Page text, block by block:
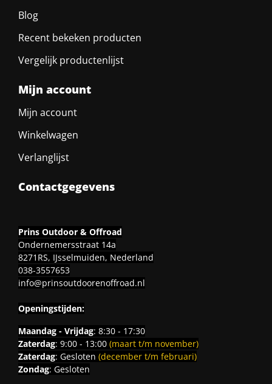
Blog
Recent bekeken producten
Vergelijk productenlijst
Mijn account
Mijn account
Winkelwagen
Verlanglijst
Contactgegevens
Prins Outdoor & Offroad
Ondernemersstraat 14a
8271RS, IJsselmuiden, Nederland
038-3557653
info@prinsoutdoorenoffroad.nl
Openingstijden:
Maandag - Vrijdag: 8:30 - 17:30
Zaterdag: 9:00 - 13:00 (maart t/m november)
Zaterdag: Gesloten (december t/m februari)
Zondag: Gesloten